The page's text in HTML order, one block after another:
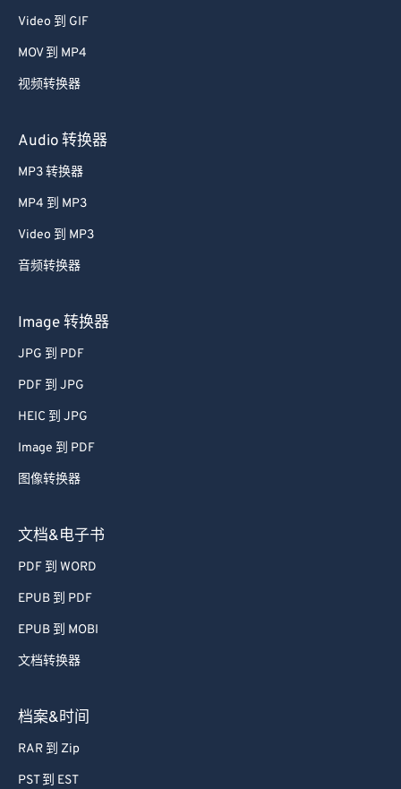
Video 到 GIF
MOV 到 MP4
视频转换器
Audio 转换器
MP3 转换器
MP4 到 MP3
Video 到 MP3
音频转换器
Image 转换器
JPG 到 PDF
PDF 到 JPG
HEIC 到 JPG
Image 到 PDF
图像转换器
文档&电子书
PDF 到 WORD
EPUB 到 PDF
EPUB 到 MOBI
文档转换器
档案&时间
RAR 到 Zip
PST 到 EST